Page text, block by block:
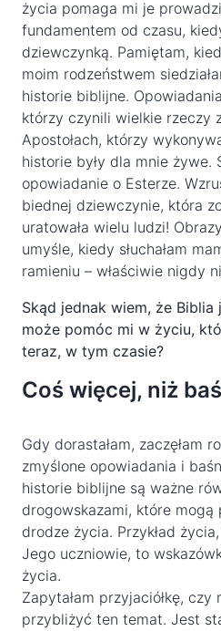
życia pomaga mi je
fundamentem od czasu,
dziewczynką. Pamiętam,
moim rodzeństwem
historie biblijne.
którzy czynili wielkie rzeczy
Apostołach, którzy
historie były dla mnie żywe.
opowiadanie o Esterze.
biednej dziewczynie, która
uratowała wielu ludzi!
umyśle, kiedy słuchałam
ramieniu – właściwie nigdy
Skąd jednak wiem, że
może pomóc mi w życiu,
teraz, w tym czasie?
Coś więcej, niż
Gdy dorastałam, zaczęłam
zmyślone opowiadania i
historie biblijne są ważne
drogowskazami, które
drodze życia. Przykład
Jego uczniowie, to
życia.
Zapytałam przyjaciółkę, czy
przybliżyć ten temat. Jest